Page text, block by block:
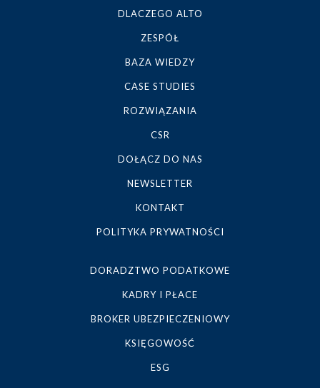
DLACZEGO ALTO
ZESPÓŁ
BAZA WIEDZY
CASE STUDIES
ROZWIĄZANIA
CSR
DOŁĄCZ DO NAS
NEWSLETTER
KONTAKT
POLITYKA PRYWATNOŚCI
DORADZTWO PODATKOWE
KADRY I PŁACE
BROKER UBEZPIECZENIOWY
KSIĘGOWOŚĆ
ESG